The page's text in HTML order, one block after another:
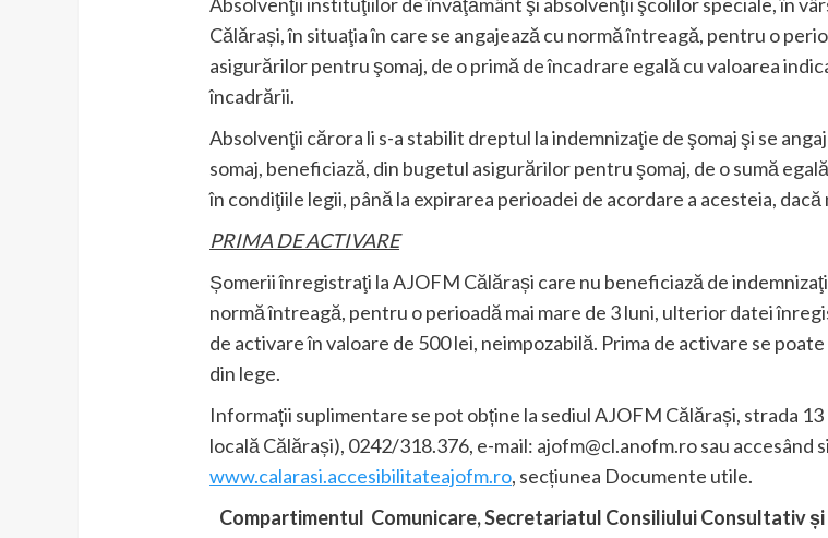
Călărași, în situaţia în care se angajează cu normă întreagă, pentru o
asigurărilor pentru şomaj, de o primă de încadrare egală cu valoarea
încadrării.
Absolvenţii cărora li s-a stabilit dreptul la indemnizaţie de şomaj şi se
somaj, beneficiază, din bugetul asigurărilor pentru şomaj, de o sumă
în condiţiile legii, până la expirarea perioadei de acordare a acesteia, dacă
PRIMA DE ACTIVARE
Șomerii înregistraţi la AJOFM Călărași care nu beneficiază de
normă întreagă, pentru o perioadă mai mare de 3 luni, ulterior datei
de activare în valoare de 500 lei, neimpozabilă. Prima de activare se
din lege.
Informații suplimentare se pot obține la sediul AJOFM Călărași, strada
locală Călărași), 0242/318.376, e-mail: ajofm@cl.anofm.ro sau accesând
www.calarasi.accesibilitateajofm.ro, secțiunea Documente utile.
Compartimentul Comunicare, Secretariatul Consiliului Consultativ și